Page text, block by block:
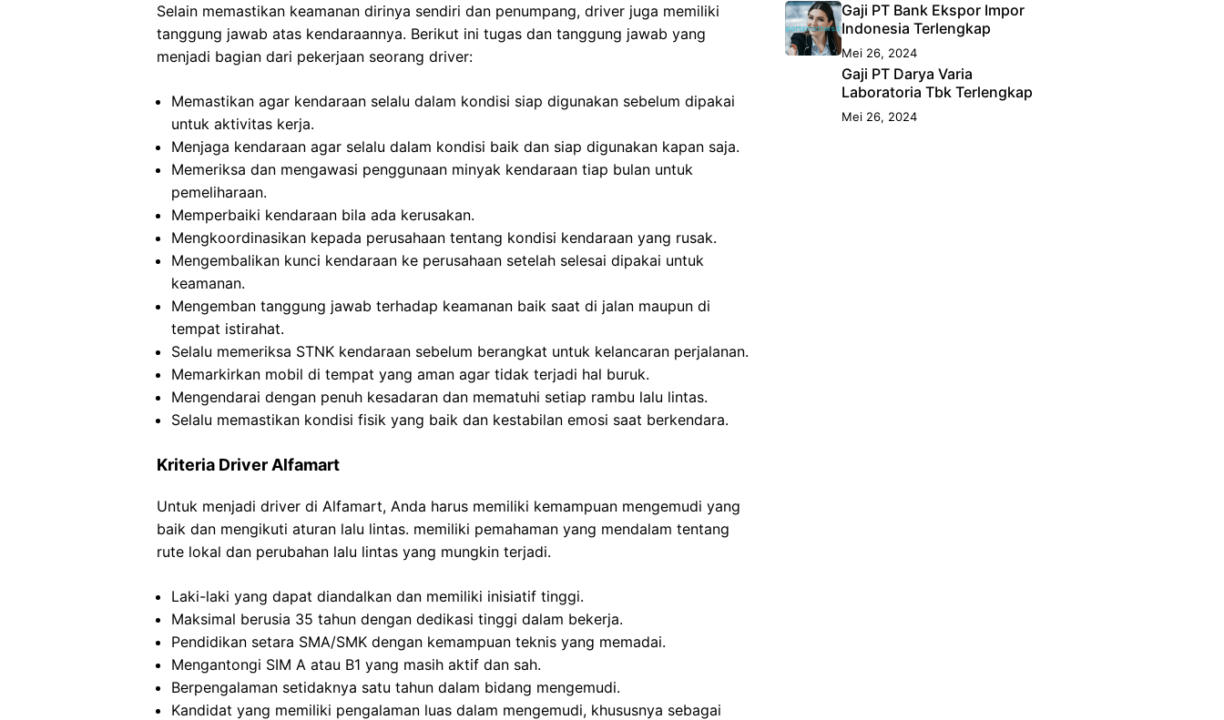
Selain memastikan keamanan dirinya sendiri dan penumpang, driver juga memiliki
tanggung jawab atas kendaraannya. Berikut ini tugas dan tanggung jawab yang
menjadi bagian dari pekerjaan seorang driver:
Memastikan agar kendaraan selalu dalam kondisi siap digunakan sebelum dipakai
untuk aktivitas kerja.
Menjaga kendaraan agar selalu dalam kondisi baik dan siap digunakan kapan saja.
Memeriksa dan mengawasi penggunaan minyak kendaraan tiap bulan untuk
pemeliharaan.
Memperbaiki kendaraan bila ada kerusakan.
Mengkoordinasikan kepada perusahaan tentang kondisi kendaraan yang rusak.
Mengembalikan kunci kendaraan ke perusahaan setelah selesai dipakai untuk
keamanan.
Mengemban tanggung jawab terhadap keamanan baik saat di jalan maupun di
tempat istirahat.
Selalu memeriksa STNK kendaraan sebelum berangkat untuk kelancaran perjalanan.
Memarkirkan mobil di tempat yang aman agar tidak terjadi hal buruk.
Mengendarai dengan penuh kesadaran dan mematuhi setiap rambu lalu lintas.
Selalu memastikan kondisi fisik yang baik dan kestabilan emosi saat berkendara.
Kriteria Driver Alfamart
Untuk menjadi driver di Alfamart, Anda harus memiliki kemampuan mengemudi yang
baik dan mengikuti aturan lalu lintas. memiliki pemahaman yang mendalam tentang
rute lokal dan perubahan lalu lintas yang mungkin terjadi.
Laki-laki yang dapat diandalkan dan memiliki inisiatif tinggi.
Maksimal berusia 35 tahun dengan dedikasi tinggi dalam bekerja.
Pendidikan setara SMA/SMK dengan kemampuan teknis yang memadai.
Mengantongi SIM A atau B1 yang masih aktif dan sah.
Berpengalaman setidaknya satu tahun dalam bidang mengemudi.
Kandidat yang memiliki pengalaman luas dalam mengemudi, khususnya sebagai
Gaji PT Bank Ekspor Impor
Indonesia Terlengkap
Mei 26, 2024
Gaji PT Darya Varia
Laboratoria Tbk Terlengkap
Mei 26, 2024